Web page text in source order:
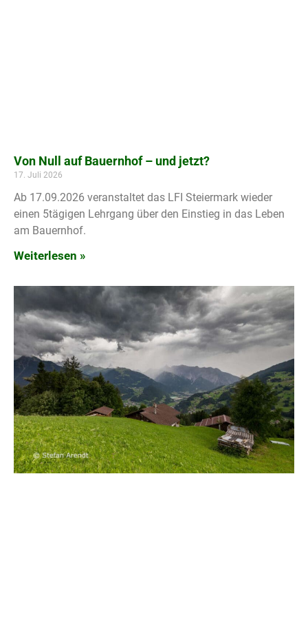
Von Null auf Bauernhof – und jetzt?
17. Juli 2026
Ab 17.09.2026 veranstaltet das LFI Steiermark wieder
einen 5tägigen Lehrgang über den Einstieg in das Leben
am Bauernhof.
Weiterlesen »